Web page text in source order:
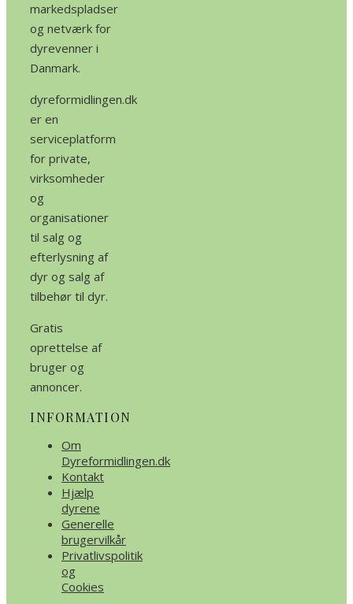
markedspladser
og netværk for
dyrevenner i
Danmark.
dyreformidlingen.dk
er en
serviceplatform
for private,
virksomheder
og
organisationer
til salg og
efterlysning af
dyr og salg af
tilbehør til dyr.
Gratis
oprettelse af
bruger og
annoncer.
INFORMATION
Om
Dyreformidlingen.dk
Kontakt
Hjælp
dyrene
Generelle
brugervilkår
Privatlivspolitik
og
Cookies